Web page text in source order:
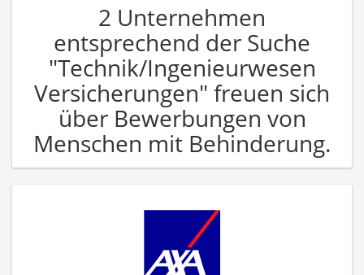
2 Unternehmen
entsprechend der Suche
"Technik/Ingenieurwesen
Versicherungen" freuen sich
über Bewerbungen von
Menschen mit Behinderung.